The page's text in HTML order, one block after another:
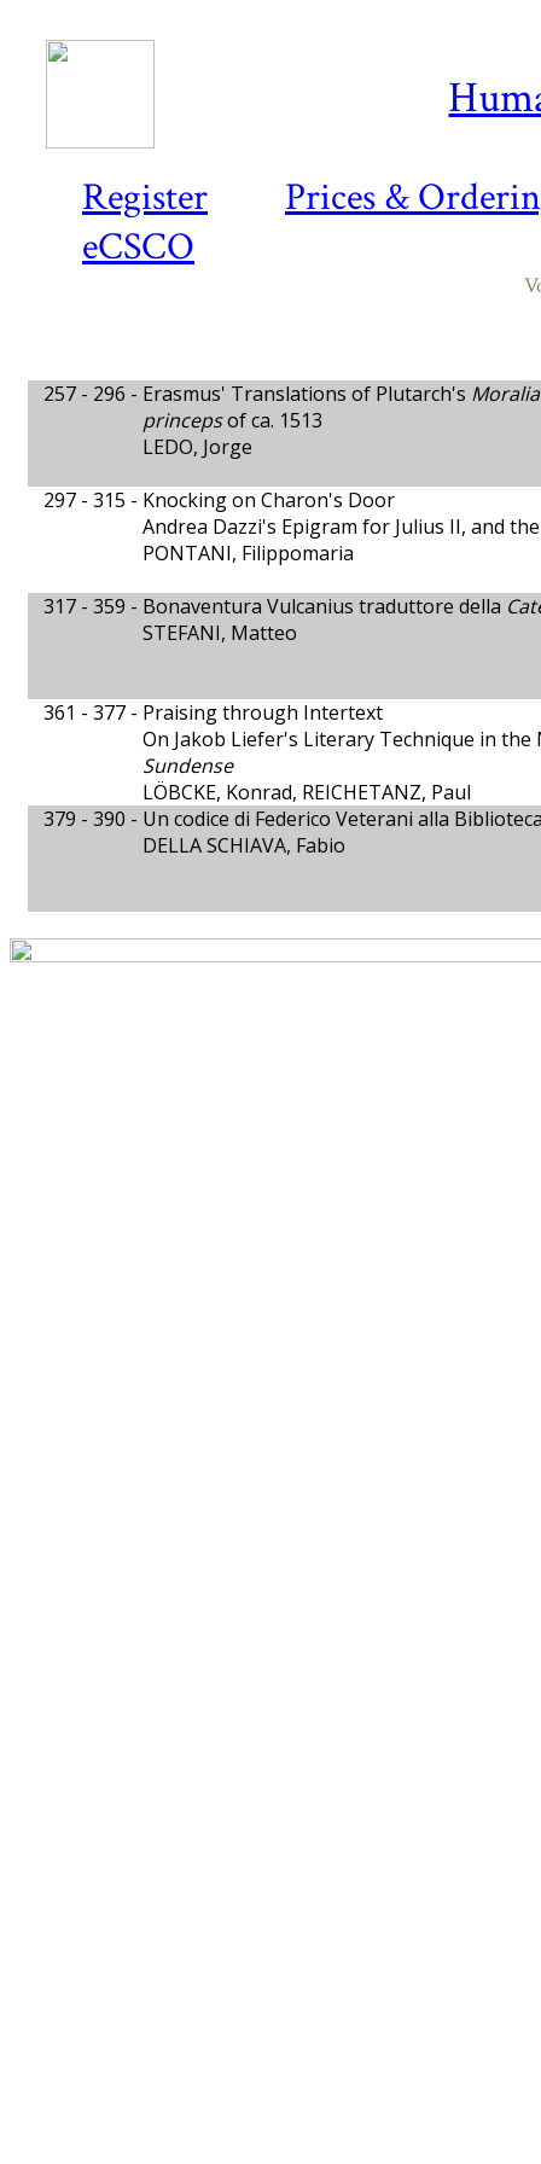
Register
Prices &
eCSCO
257 - 296 - Erasmus' Translations of Plutarch's Moralia
princepsof ca. 1513
LEDO, Jorge
297 - 315 - Knocking on Charon's Door
Andrea Dazzi's Epigram for Julius II, and
PONTANI, Filippomaria
317 - 359 - Bonaventura Vulcanius traduttore della
STEFANI, Matteo
361 - 377 - Praising through Intertext
On Jakob Liefer's Literary Technique in
Sundense
LÖBCKE, Konrad, REICHETANZ, Paul
379 - 390 - Un codice di Federico Veterani alla
DELLA SCHIAVA, Fabio